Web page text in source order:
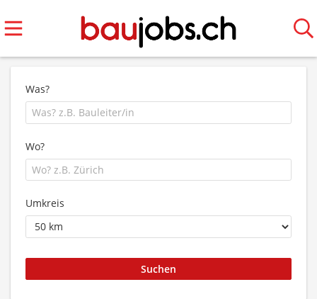
Was?
Wo?
Umkreis